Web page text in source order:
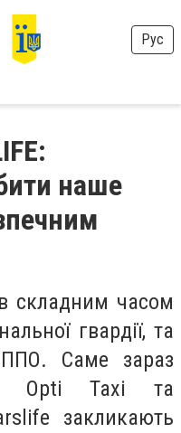
Рус
наше
складним часом
гвардії, та
Саме зараз
Opti Taxi та
закликають